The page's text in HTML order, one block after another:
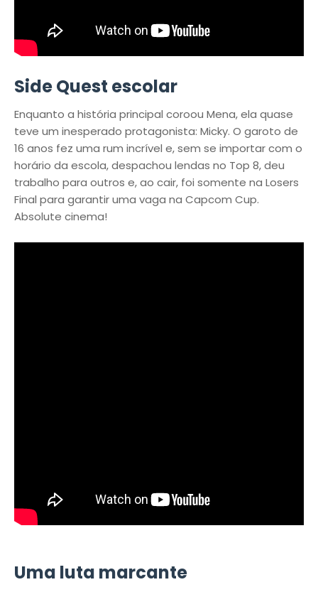
Side Quest escolar
Enquanto a história principal coroou Mena, ela quase
teve um inesperado protagonista: Micky. O garoto de
16 anos fez uma rum incrível e, sem se importar com o
horário da escola, despachou lendas no Top 8, deu
trabalho para outros e, ao cair, foi somente na Losers
Final para garantir uma vaga na Capcom Cup.
Absolute cinema!
Uma luta marcante